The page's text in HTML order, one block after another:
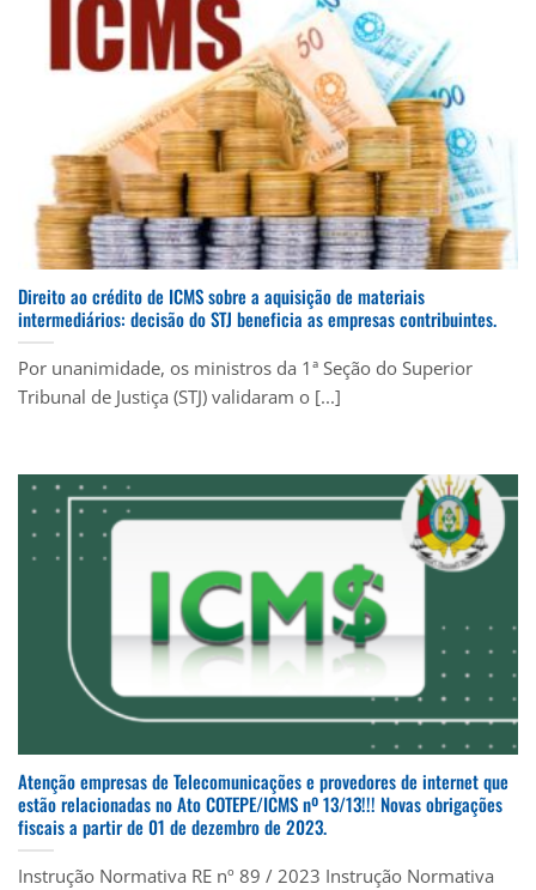
Direito ao crédito de ICMS sobre a aquisição de materiais
intermediários: decisão do STJ beneficia as empresas contribuintes.
Por unanimidade, os ministros da 1ª Seção do Superior
Tribunal de Justiça (STJ) validaram o [...]
Atenção empresas de Telecomunicações e provedores de internet que
estão relacionadas no Ato COTEPE/ICMS nº 13/13!!! Novas obrigações
fiscais a partir de 01 de dezembro de 2023.
Instrução Normativa RE nº 89 / 2023 Instrução Normativa